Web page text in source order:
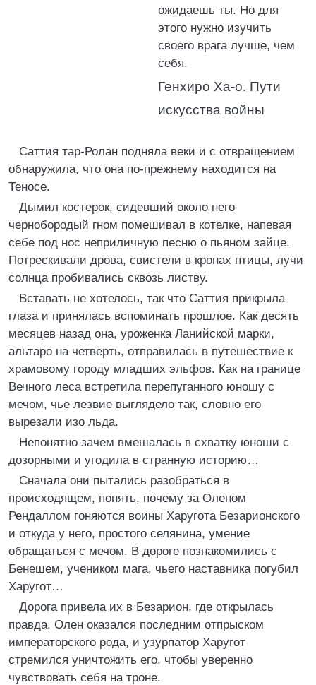
ожидаешь ты. Но для
этого нужно изучить
своего врага лучше, чем
себя.
Генхиро Ха-о. Пути
искусства войны
Саттия тар-Ролан подняла веки и с отвращением
обнаружила, что она по-прежнему находится на
Теносе.
Дымил костерок, сидевший около него
чернобородый гном помешивал в котелке, напевая
себе под нос неприличную песню о пьяном зайце.
Потрескивали дрова, свистели в кронах птицы, лучи
солнца пробивались сквозь листву.
Вставать не хотелось, так что Саттия прикрыла
глаза и принялась вспоминать прошлое. Как десять
месяцев назад она, уроженка Ланийской марки,
альтаро на четверть, отправилась в путешествие к
храмовому городу младших эльфов. Как на границе
Вечного леса встретила перепуганного юношу с
мечом, чье лезвие выглядело так, словно его
вырезали изо льда.
Непонятно зачем вмешалась в схватку юноши с
дозорными и угодила в странную историю…
Сначала они пытались разобраться в
происходящем, понять, почему за Оленом
Рендаллом гоняются воины Харугота Безарионского
и откуда у него, простого селянина, умение
обращаться с мечом. В дороге познакомились с
Бенешем, учеником мага, чьего наставника погубил
Харугот…
Дорога привела их в Безарион, где открылась
правда. Олен оказался последним отпрыском
императорского рода, и узурпатор Харугот
стремился уничтожить его, чтобы уверенно
чувствовать себя на троне.